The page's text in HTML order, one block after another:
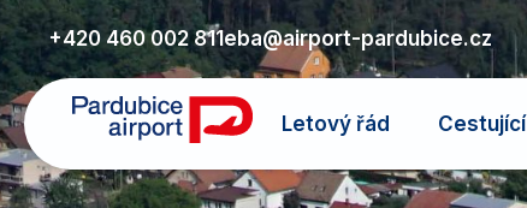
+420 460 002 811 eba@airport-pardubice.cz
Letový řád Cestující